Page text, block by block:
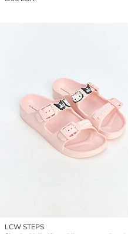
LCW STEPS